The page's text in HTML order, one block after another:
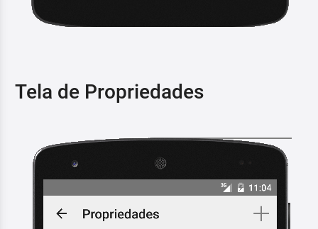
Tela de Propriedades